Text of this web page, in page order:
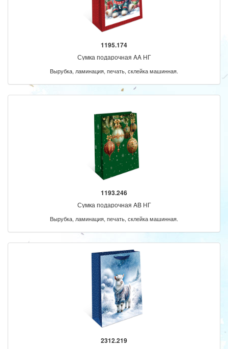
1195.174
Сумка подарочная AA НГ
Вырубка, ламинация, печать, склейка машинная.
1193.246
Сумка подарочная AB НГ
Вырубка, ламинация, печать, склейка машинная.
2312.219